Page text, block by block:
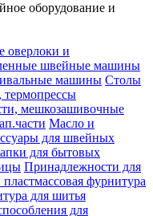
оборудование и
оверлоки и
швейные машины
машины Столы
термопрессы
мешкозашивочные
Масло и
для швейных
для бытовых
Принадлежности для
фурнитура
для шитья
для